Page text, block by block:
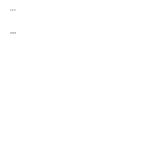
...
...